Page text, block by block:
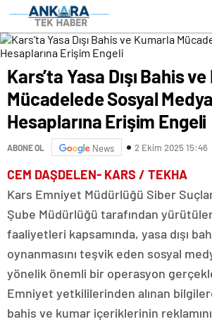
Erişim Engeli
Kars’ta Yasa Dışı Bahis
Mücadelede Sosyal Medya
Hesaplarına Erişim Engeli
ABONE OL News 2 Ekim 2025 15:46
CEM DAŞDELEN- KARS / TEKHA
Kars Emniyet Müdürlüğü Siber
Şube Müdürlüğü tarafından
faaliyetleri kapsamında, yasa dışı
oynanmasını teşvik eden sosyal
yönelik önemli bir operasyon
Emniyet yetkililerinden alınan
bahis ve kumar içeriklerinin